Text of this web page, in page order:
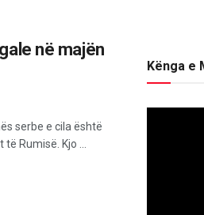
në majën
serbe e cila është
Rumisë. Kjo ...
Kënga e